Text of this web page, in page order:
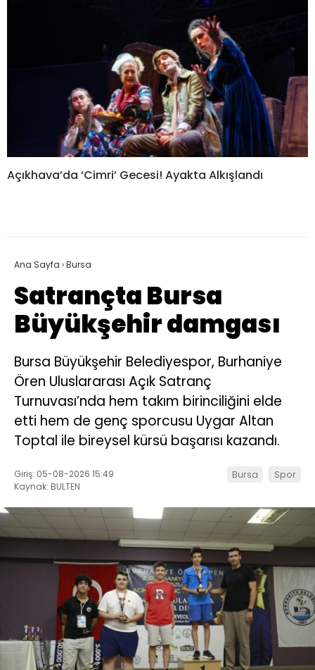
Açıkhava’da ‘Cimri’ Gecesi! Ayakta Alkışlandı
Ana Sayfa ›Bursa
Satrançta Bursa
Büyükşehir damgası
Bursa Büyükşehir Belediyespor, Burhaniye
Ören Uluslararası Açık Satranç
Turnuvası’nda hem takım birinciliğini elde
etti hem de genç sporcusu Uygar Altan
Toptal ile bireysel kürsü başarısı kazandı.
Giriş: 05-08-2026 15:49
Kaynak: BULTEN
Bursa Spor